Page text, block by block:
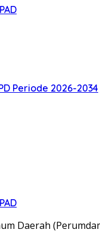
Periode 2026-2034
Daerah